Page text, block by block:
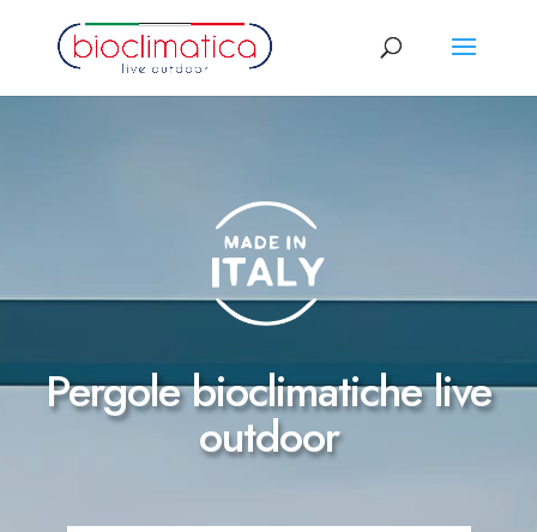
Pergole bioclimatiche live
outdoor